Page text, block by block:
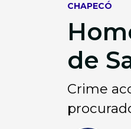
CHAPECÓ
de
Crime